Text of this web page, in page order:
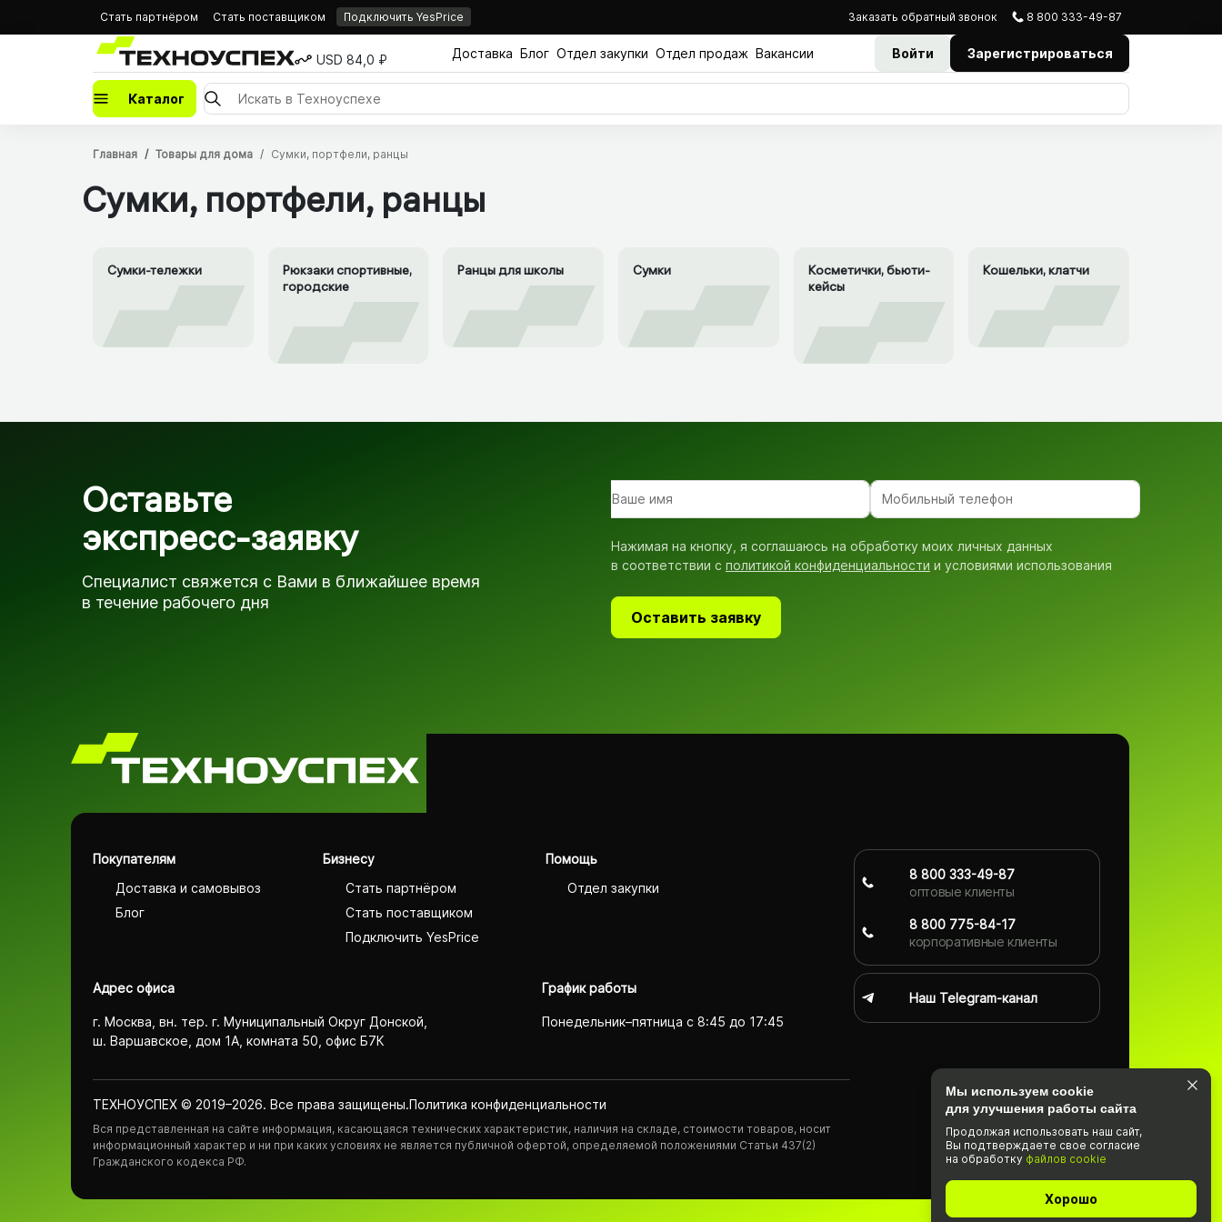
Стать партнёром Стать поставщиком Подключить YesPrice Заказать обратный звонок 8 800 333-49-87
USD 84,0 ₽ Доставка Блог Отдел закупки Отдел продаж Вакансии Войти Зарегистрироваться
Каталог
Главная Товары для дома Сумки, портфели, ранцы
Сумки, портфели, ранцы
Сумки-тележки
Рюкзаки спортивные,
городские
Ранцы для школы Сумки
Косметички, бьюти-
кейсы
Кошельки, клатчи
Оставьте
экспресс-заявку
Специалист свяжется с Вами в ближайшее время
в течение рабочего дня
Нажимая на кнопку, я соглашаюсь на обработку моих личных данных
в соответствии с политикой конфиденциальности и условиями использования
Оставить заявку
Покупателям
Доставка и самовывоз
Блог
Бизнесу
Стать партнёром
Стать поставщиком
Подключить YesPrice
Помощь
Отдел закупки
Адрес офиса
г. Москва, вн. тер. г. Муниципальный Округ Донской,
ш. Варшавское, дом 1А, комната 50, офис Б7К
График работы
Понедельник–пятница с 8:45 до 17:45
ТЕХНОУСПЕХ © 2019–2026. Все права защищены.Политика конфиденциаль­ности
Вся представленная на сайте информация, касающаяся технических характеристик, наличия на складе, стоимости товаров, носит
информационный характер и ни при каких условиях не является публичной офертой, определяемой положениями Статьи 437(2)
Гражданского кодекса РФ.
8 800 333-49-87
оптовые клиенты
8 800 775-84-17
корпоративные клиенты
Наш Telegram-канал
Мы используем cookie
для улучшения работы сайта
Продолжая использовать наш cайт,
Вы подтвержда­ете свое согласие
на обработку файлов cookie
Хорошо